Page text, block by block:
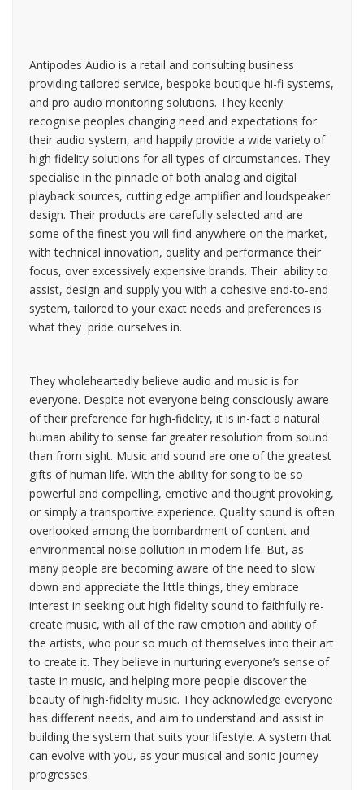
Antipodes Audio is a retail and consulting business
providing tailored service, bespoke boutique hi-fi systems,
and pro audio monitoring solutions. They keenly
recognise peoples changing need and expectations for
their audio system, and happily provide a wide variety of
high fidelity solutions for all types of circumstances. They
specialise in the pinnacle of both analog and digital
playback sources, cutting edge amplifier and loudspeaker
design. Their products are carefully selected and are
some of the finest you will find anywhere on the market,
with technical innovation, quality and performance their
focus, over excessively expensive brands. Their ability to
assist, design and supply you with a cohesive end-to-end
system, tailored to your exact needs and preferences is
what they pride ourselves in.
They wholeheartedly believe audio and music is for
everyone. Despite not everyone being consciously aware
of their preference for high-fidelity, it is in-fact a natural
human ability to sense far greater resolution from sound
than from sight. Music and sound are one of the greatest
gifts of human life. With the ability for song to be so
powerful and compelling, emotive and thought provoking,
or simply a transportive experience. Quality sound is often
overlooked among the bombardment of content and
environmental noise pollution in modern life. But, as
many people are becoming aware of the need to slow
down and appreciate the little things, they embrace
interest in seeking out high fidelity sound to faithfully re-
create music, with all of the raw emotion and ability of
the artists, who pour so much of themselves into their art
to create it. They believe in nurturing everyone’s sense of
taste in music, and helping more people discover the
beauty of high-fidelity music. They acknowledge everyone
has different needs, and aim to understand and assist in
building the system that suits your lifestyle. A system that
can evolve with you, as your musical and sonic journey
progresses.